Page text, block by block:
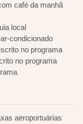
café da manhã
local
condicionado
no programa
no programa
aeroportuárias